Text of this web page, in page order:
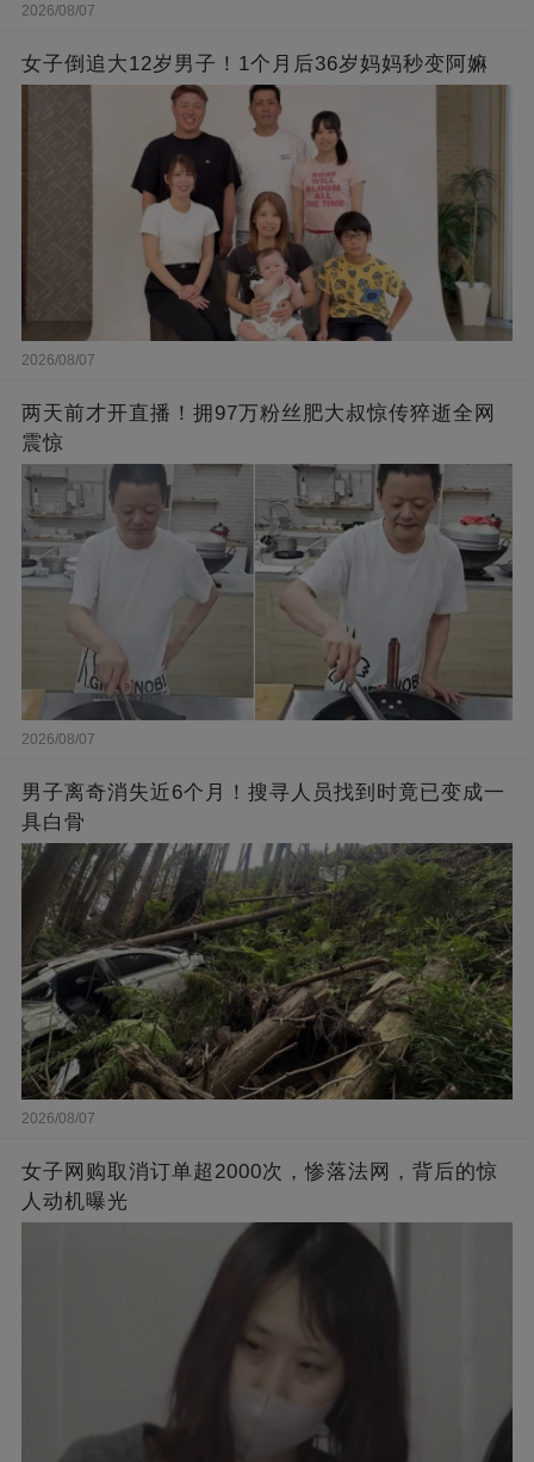
2026/08/07
女子倒追大12岁男子！1个月后36岁妈妈秒变阿嫲
2026/08/07
两天前才开直播！拥97万粉丝肥大叔惊传猝逝全网
震惊
2026/08/07
男子离奇消失近6个月！搜寻人员找到时竟已变成一
具白骨
2026/08/07
女子网购取消订单超2000次，惨落法网，背后的惊
人动机曝光